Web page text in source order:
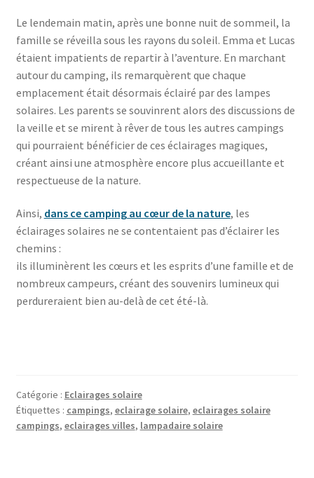
Le lendemain matin, après une bonne nuit de sommeil, la
famille se réveilla sous les rayons du soleil. Emma et Lucas
étaient impatients de repartir à l’aventure. En marchant
autour du camping, ils remarquèrent que chaque
emplacement était désormais éclairé par des lampes
solaires. Les parents se souvinrent alors des discussions de
la veille et se mirent à rêver de tous les autres campings
qui pourraient bénéficier de ces éclairages magiques,
créant ainsi une atmosphère encore plus accueillante et
respectueuse de la nature.
Ainsi, dans ce camping au cœur de la nature, les
éclairages solaires ne se contentaient pas d’éclairer les
chemins :
ils illuminèrent les cœurs et les esprits d’une famille et de
nombreux campeurs, créant des souvenirs lumineux qui
perdureraient bien au-delà de cet été-là.
Catégorie : Eclairages solaire
Étiquettes : campings, eclairage solaire, eclairages solaire
campings, eclairages villes, lampadaire solaire